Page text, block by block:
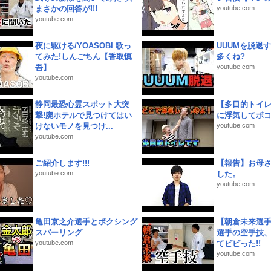
まさかの回答が!!!
youtube.com
youtube.com
夜に駆ける/YOASOBI 歌っ
てみた!しんごちん【香取慎
吾】
youtube.com
UUUMを脱退
多くね?
youtube.com
静岡最恐心霊スポット大突
撃!廃ホテルで見つけてはい
けないモノを見つけ...
youtube.com
【多目的トイ
に浮気してボ
youtube.com
ご紹介します!!!
youtube.com
【報告】お母
した。
youtube.com
亀田京之介選手とボクシング
スパーリング
youtube.com
【朝倉未来選
選手の空手技
てビビった!!
youtube.com